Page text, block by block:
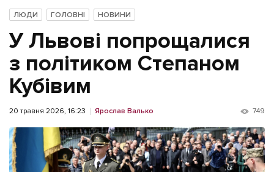
Новини
Політика
Економіка
Бізнес
Життя
Культура
Афіша
ЛЮДИ ГОЛОВНІ НОВИНИ
У Львові попрощалися
з політиком Степаном
Кубівим
20 травня 2026, 16:23 Ярослав Валько 749